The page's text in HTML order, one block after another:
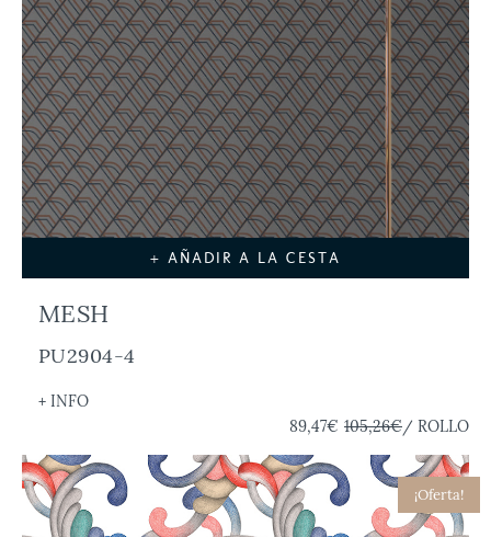
+ AÑADIR A LA CESTA
MESH
PU2904-4
+ INFO
89,47€ 105,26€/ ROLLO
¡Oferta!